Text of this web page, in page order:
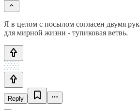
Я в целом с посылом согласен двумя
для мирной жизни - тупиковая ветвь.
Reply